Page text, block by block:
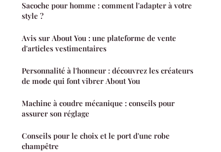
Sacoche pour homme : comment l'adapter à votre
style ?
Avis sur About You : une plateforme de vente
d'articles vestimentaires
Personnalité à l'honneur : découvrez les créateurs
de mode qui font vibrer About You
Machine à coudre mécanique : conseils pour
assurer son réglage
Conseils pour le choix et le port d'une robe
champêtre